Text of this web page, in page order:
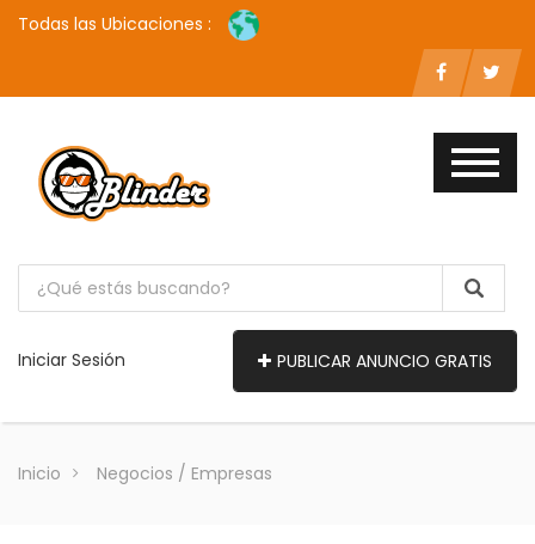
Todas las Ubicaciones :
Iniciar Sesión PUBLICAR ANUNCIO GRATIS
Inicio Negocios / Empresas